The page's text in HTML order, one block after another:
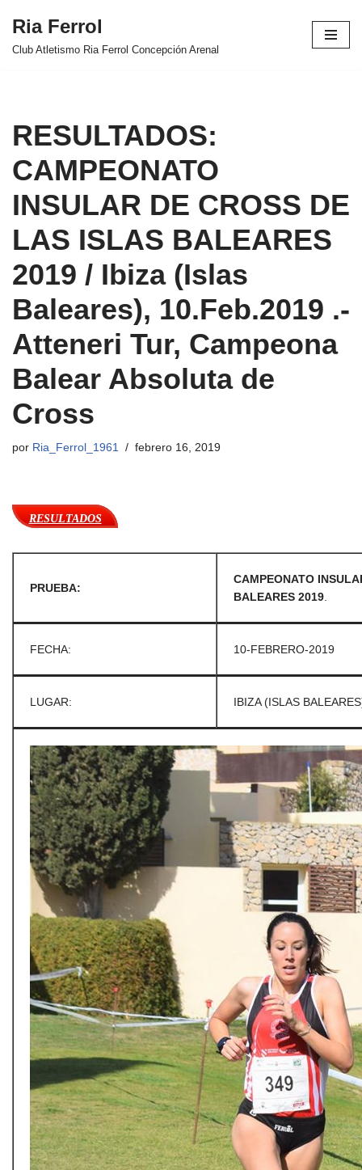
Saltar
Ria Ferrol
Club Atletismo Ria Ferrol Concepción Arenal
RESULTADOS:
CAMPEONATO
INSULAR DE CROSS DE
LAS ISLAS BALEARES
2019 / Ibiza (Islas
Baleares), 10.Feb.2019 .-
Atteneri Tur, Campeona
Balear Absoluta de
Cross
por Ria_Ferrol_1961 febrero 16, 2019
RESULTADOS
PRUEBA:
CAMPEONATO
BALEARES 2019
FECHA: 10-FEBRERO-2019
LUGAR: IBIZA (ISLAS